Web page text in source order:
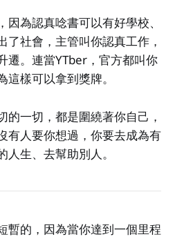
為認真唸書可以有好學校、
了社會，主管叫你認真工作，
遷。連當YTber，官方都叫你
樣可以拿到獎牌。
的一切，都是圍繞著你自己，
有人要你想過，你要去成為有
生、去幫助別人。
暫的，因為當你達到一個里程